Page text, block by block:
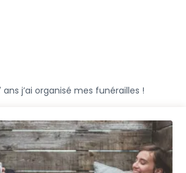
ans j’ai organisé mes funérailles !